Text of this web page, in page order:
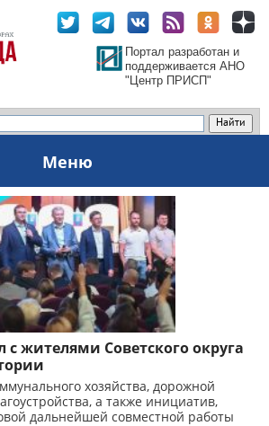
Портал разработан и
поддерживается АНО
"Центр ПРИСП"
Меню
с жителями Советского округа
хозяйства, дорожной
а также инициатив,
дальнейшей совместной работы